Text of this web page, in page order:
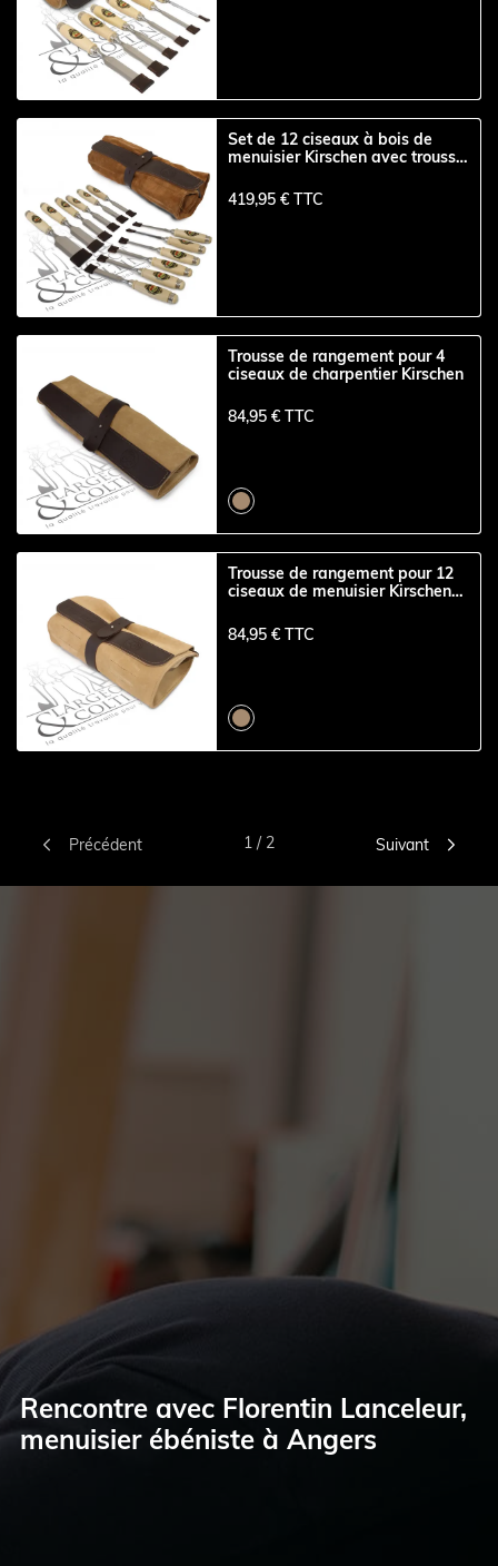
Set de 12 ciseaux à bois de
menuisier Kirschen avec trousse
419,95 € TTC
Trousse de rangement pour 4
ciseaux de charpentier Kirschen
84,95 € TTC
Trousse de rangement pour 12
ciseaux de menuisier Kirschen
84,95 € TTC
 Précédent 1 / 2 Suivant 
Rencontre avec Florentin Lanceleur,
menuisier ébéniste à Angers